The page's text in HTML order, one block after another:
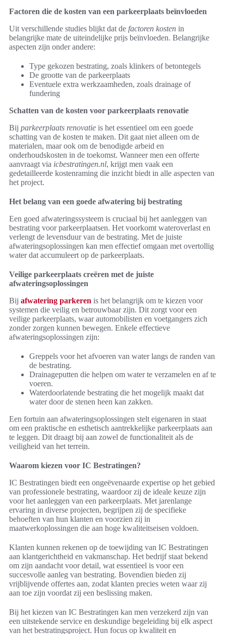
Factoren die de kosten van een parkeerplaats beïnvloeden
Uit verschillende studies blijkt dat de factoren kosten in
belangrijke mate de uiteindelijke prijs beïnvloeden. Belangrijke
aspecten zijn onder andere:
Type gekozen bestrating, zoals klinkers of betontegels
De grootte van de parkeerplaats
Eventuele extra werkzaamheden, zoals drainage of
fundering
Schatten van de kosten voor parkeerplaats renovatie
Bij parkeerplaats renovatie is het essentieel om een goede
schatting van de kosten te maken. Dit gaat niet alleen om de
materialen, maar ook om de benodigde arbeid en
onderhoudskosten in de toekomst. Wanneer men een offerte
aanvraagt via icbestratingen.nl, krijgt men vaak een
gedetailleerde kostenraming die inzicht biedt in alle aspecten van
het project.
Het belang van een goede afwatering bij bestrating
Een goed afwateringssysteem is cruciaal bij het aanleggen van
bestrating voor parkeerplaatsen. Het voorkomt wateroverlast en
verlengt de levensduur van de bestrating. Met de juiste
afwateringsoplossingen kan men effectief omgaan met overtollig
water dat accumuleert op de parkeerplaats.
Veilige parkeerplaats creëren met de juiste
afwateringsoplossingen
Bij afwatering parkeren is het belangrijk om te kiezen voor
systemen die veilig en betrouwbaar zijn. Dit zorgt voor een
veilige parkeerplaats, waar automobilisten en voetgangers zich
zonder zorgen kunnen bewegen. Enkele effectieve
afwateringsoplossingen zijn:
Greppels voor het afvoeren van water langs de randen van
de bestrating.
Drainageputten die helpen om water te verzamelen en af te
voeren.
Waterdoorlatende bestrating die het mogelijk maakt dat
water door de stenen heen kan zakken.
Een fortuin aan afwateringsoplossingen stelt eigenaren in staat
om een praktische en esthetisch aantrekkelijke parkeerplaats aan
te leggen. Dit draagt bij aan zowel de functionaliteit als de
veiligheid van het terrein.
Waarom kiezen voor IC Bestratingen?
IC Bestratingen biedt een ongeëvenaarde expertise op het gebied
van professionele bestrating, waardoor zij de ideale keuze zijn
voor het aanleggen van een parkeerplaats. Met jarenlange
ervaring in diverse projecten, begrijpen zij de specifieke
behoeften van hun klanten en voorzien zij in
maatwerkoplossingen die aan hoge kwaliteitseisen voldoen.
Klanten kunnen rekenen op de toewijding van IC Bestratingen
aan klantgerichtheid en vakmanschap. Het bedrijf staat bekend
om zijn aandacht voor detail, wat essentieel is voor een
succesvolle aanleg van bestrating. Bovendien bieden zij
vrijblijvende offertes aan, zodat klanten precies weten waar zij
aan toe zijn voordat zij een beslissing maken.
Bij het kiezen van IC Bestratingen kan men verzekerd zijn van
een uitstekende service en deskundige begeleiding bij elk aspect
van het bestratingsproject. Hun focus op kwaliteit en